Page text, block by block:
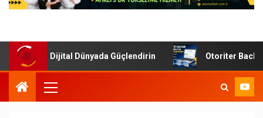
Dijital Dünyada Güçlendirin Otoriter Backlink ile